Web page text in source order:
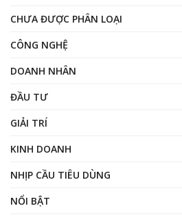
CHƯA ĐƯỢC PHÂN LOẠI
CÔNG NGHỆ
DOANH NHÂN
ĐẦU TƯ
GIẢI TRÍ
KINH DOANH
NHỊP CẦU TIÊU DÙNG
NỔI BẬT